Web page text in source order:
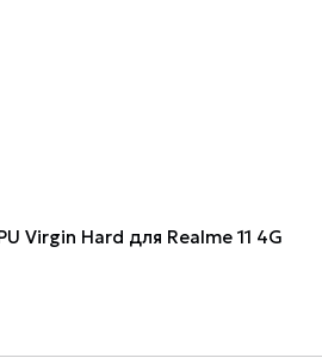
Virgin Hard для Realme 11 4G